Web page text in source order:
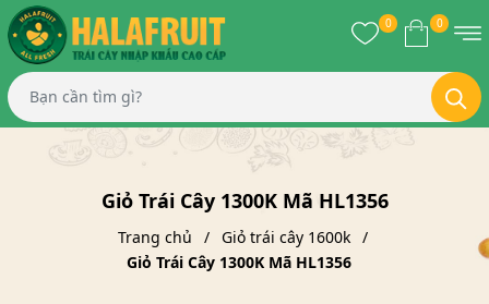
0 0
Giỏ Trái Cây 1300K Mã HL1356
Trang chủ
Giỏ trái cây 1600k
Giỏ Trái Cây 1300K Mã HL1356